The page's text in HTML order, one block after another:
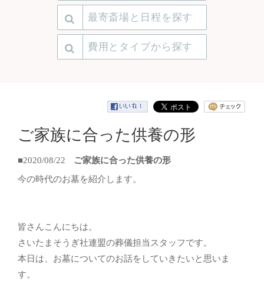
最寄斎場と日程を探す
費用とタイプから探す
ご家族に合った供養の形
■2020/08/22
ご家族に合った供養の形
今の時代のお墓を紹介します。
皆さんこんにちは。
さいたまそうぎ社連盟の葬儀担当スタッフです。
本日は、お墓についてのお話をしていきたいと思いま
す。